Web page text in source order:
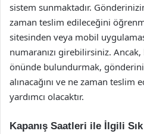
sistem sunmaktadır.
zaman teslim edileceğini
sitesinden veya mobil
numaranızı girebilirsiniz.
önünde bulundurmak,
alınacağını ve ne zaman teslim
yardımcı olacaktır.
Kapanış Saatleri ile İlgili